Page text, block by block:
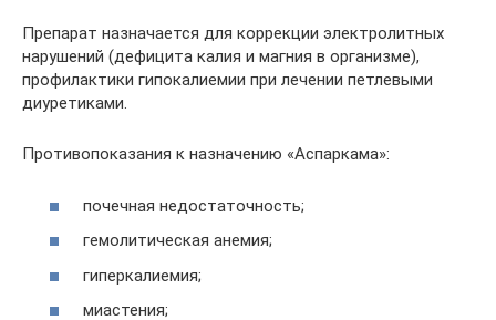
Препарат назначается для коррекции электролитных
нарушений (дефицита калия и магния в организме),
профилактики гипокалиемии при лечении петлевыми
диуретиками.
Противопоказания к назначению «Аспаркама»:
почечная недостаточность;
гемолитическая анемия;
гиперкалиемия;
миастения;